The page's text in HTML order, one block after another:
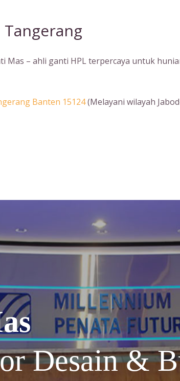
Tangerang
Mas – ahli ganti HPL terpercaya untuk
Banten 15124(Melayani wilayah
Desain &